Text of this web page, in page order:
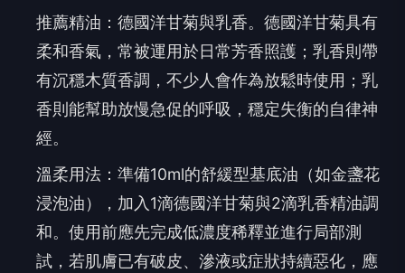
推薦精油：德國洋甘菊與乳香。德國洋甘菊具有
柔和香氣，常被運用於日常芳香照護；乳香則帶
有沉穩木質香調，不少人會作為放鬆時使用；乳
香則能幫助放慢急促的呼吸，穩定失衡的自律神
經。
溫柔用法：準備10ml的舒緩型基底油（如金盞花
浸泡油），加入1滴德國洋甘菊與2滴乳香精油調
和。使用前應先完成低濃度稀釋並進行局部測
試，若肌膚已有破皮、滲液或症狀持續惡化，應